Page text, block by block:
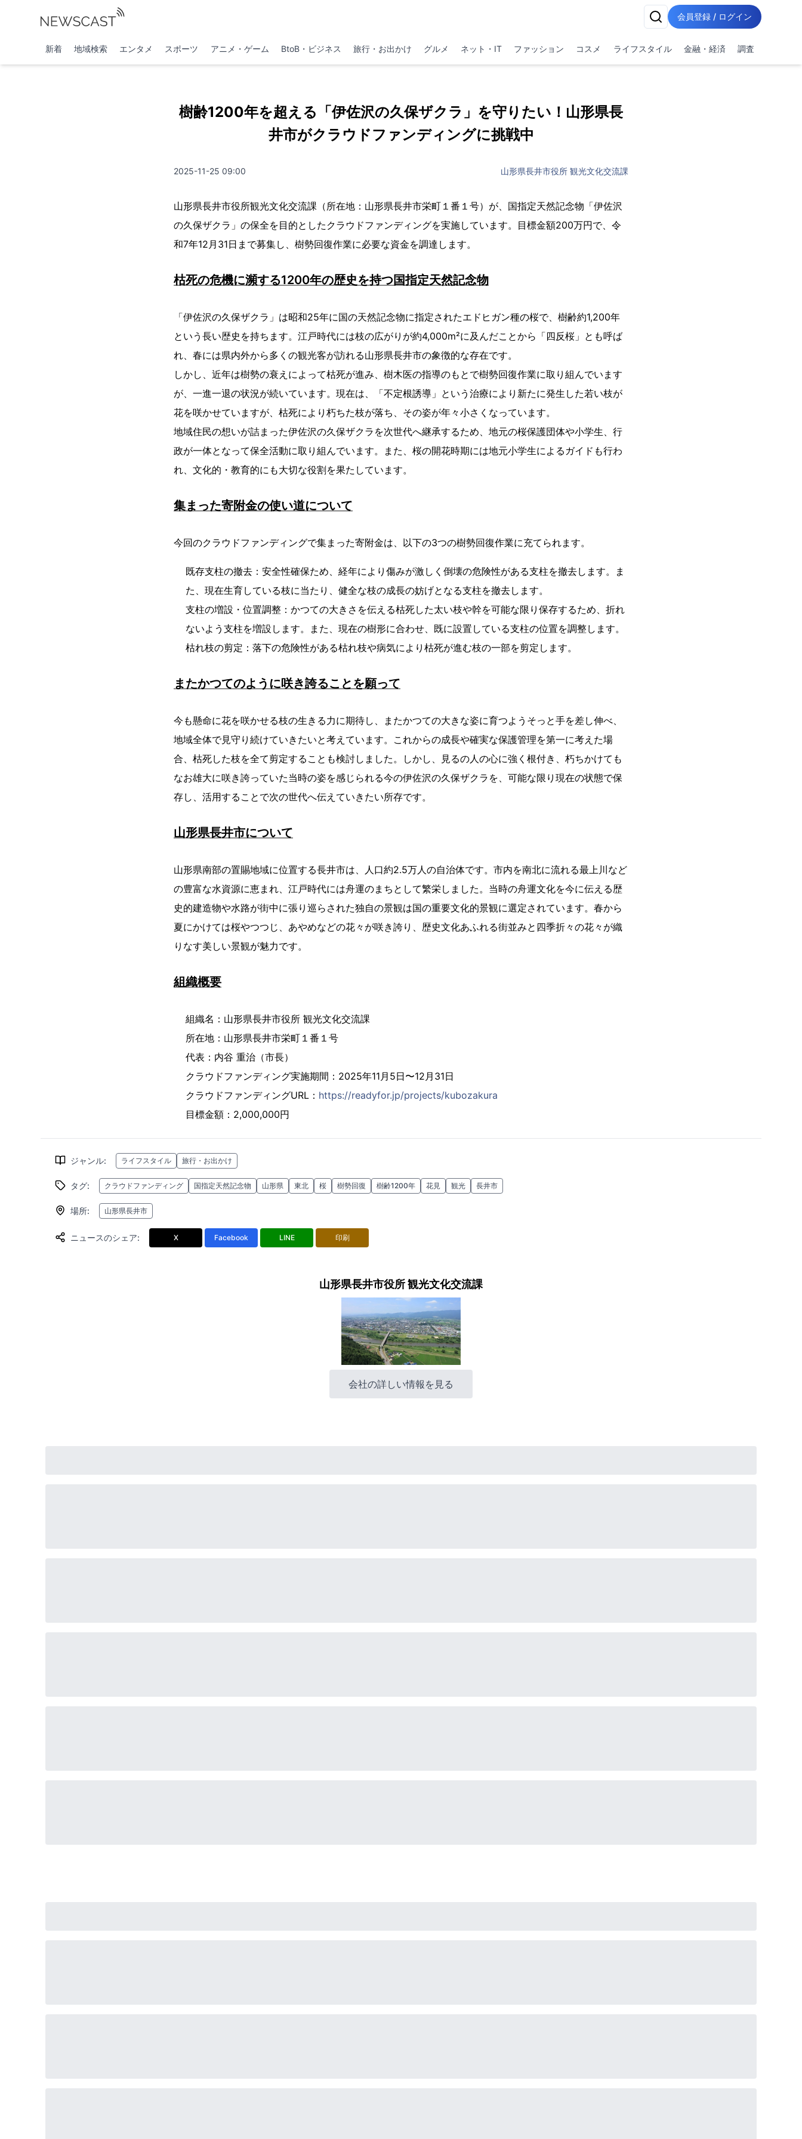
会員登録 / ログイン
新着 地域検索 エンタメ スポーツ アニメ・ゲーム BtoB・ビジネス 旅行・お出かけ グルメ ネット・IT ファッション コスメ ライフスタイル 金融・経済 調査
樹齢1200年を超える「伊佐沢の久保ザクラ」を守りたい！山形県長
井市がクラウドファンディングに挑戦中
2025-11-25 09:00 山形県長井市役所 観光文化交流課
山形県長井市役所観光文化交流課（所在地：山形県長井市栄町１番１号）が、国指定天然記念物「伊佐沢
の久保ザクラ」の保全を目的としたクラウドファンディングを実施しています。目標金額200万円で、令
和7年12月31日まで募集し、樹勢回復作業に必要な資金を調達します。
枯死の危機に瀕する1200年の歴史を持つ国指定天然記念物
「伊佐沢の久保ザクラ」は昭和25年に国の天然記念物に指定されたエドヒガン種の桜で、樹齢約1,200年
という長い歴史を持ちます。江戸時代には枝の広がりが約4,000m²に及んだことから「四反桜」とも呼ば
れ、春には県内外から多くの観光客が訪れる山形県長井市の象徴的な存在です。
しかし、近年は樹勢の衰えによって枯死が進み、樹木医の指導のもとで樹勢回復作業に取り組んでいます
が、一進一退の状況が続いています。現在は、「不定根誘導」という治療により新たに発生した若い枝が
花を咲かせていますが、枯死により朽ちた枝が落ち、その姿が年々小さくなっています。
地域住民の想いが詰まった伊佐沢の久保ザクラを次世代へ継承するため、地元の桜保護団体や小学生、行
政が一体となって保全活動に取り組んでいます。また、桜の開花時期には地元小学生によるガイドも行わ
れ、文化的・教育的にも大切な役割を果たしています。
集まった寄附金の使い道について
今回のクラウドファンディングで集まった寄附金は、以下の3つの樹勢回復作業に充てられます。
既存支柱の撤去：安全性確保ため、経年により傷みが激しく倒壊の危険性がある支柱を撤去します。ま
た、現在生育している枝に当たり、健全な枝の成長の妨げとなる支柱を撤去します。
支柱の増設・位置調整：かつての大きさを伝える枯死した太い枝や幹を可能な限り保存するため、折れ
ないよう支柱を増設します。また、現在の樹形に合わせ、既に設置している支柱の位置を調整します。
枯れ枝の剪定：落下の危険性がある枯れ枝や病気により枯死が進む枝の一部を剪定します。
またかつてのように咲き誇ることを願って
今も懸命に花を咲かせる枝の生きる力に期待し、またかつての大きな姿に育つようそっと手を差し伸べ、
地域全体で見守り続けていきたいと考えています。これからの成長や確実な保護管理を第一に考えた場
合、枯死した枝を全て剪定することも検討しました。しかし、見るの人の心に強く根付き、朽ちかけても
なお雄大に咲き誇っていた当時の姿を感じられる今の伊佐沢の久保ザクラを、可能な限り現在の状態で保
存し、活用することで次の世代へ伝えていきたい所存です。
山形県長井市について
山形県南部の置賜地域に位置する長井市は、人口約2.5万人の自治体です。市内を南北に流れる最上川など
の豊富な水資源に恵まれ、江戸時代には舟運のまちとして繁栄しました。当時の舟運文化を今に伝える歴
史的建造物や水路が街中に張り巡らされた独自の景観は国の重要文化的景観に選定されています。春から
夏にかけては桜やつつじ、あやめなどの花々が咲き誇り、歴史文化あふれる街並みと四季折々の花々が織
りなす美しい景観が魅力です。
組織概要
組織名：山形県長井市役所 観光文化交流課
所在地：山形県長井市栄町１番１号
代表：内谷 重治（市長）
クラウドファンディング実施期間：2025年11月5日〜12月31日
クラウドファンディングURL： https://readyfor.jp/projects/kubozakura
目標金額：2,000,000円
ジャンル: ライフスタイル 旅行・お出かけ
タグ: クラウドファンディング 国指定天然記念物 山形県 東北 桜 樹勢回復 樹齢1200年 花見 観光 長井市
場所: 山形県長井市
ニュースのシェア: X Facebook LINE 印刷
山形県長井市役所 観光文化交流課
会社の詳しい情報を見る